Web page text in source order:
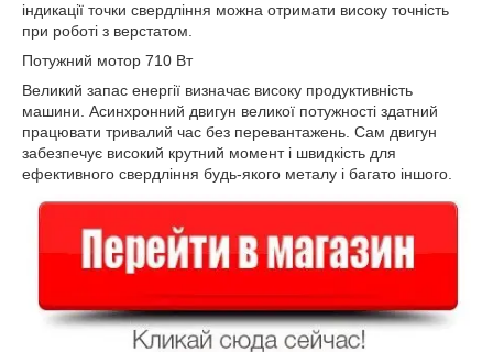
індикації точки свердління можна отримати високу точність
при роботі з верстатом.
Потужний мотор 710 Вт
Великий запас енергії визначає високу продуктивність
машини. Асинхронний двигун великої потужності здатний
працювати тривалий час без перевантажень. Сам двигун
забезпечує високий крутний момент і швидкість для
ефективного свердління будь-якого металу і багато іншого.